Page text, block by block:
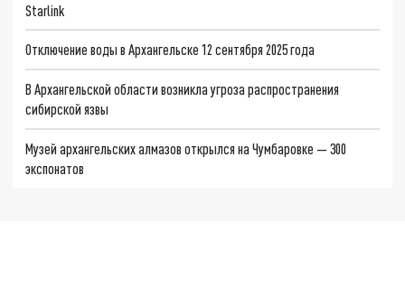
Starlink
Отключение воды в Архангельске 12 сентября 2025 года
В Архангельской области возникла угроза распространения
сибирской язвы
Музей архангельских алмазов открылся на Чумбаровке — 300
экспонатов